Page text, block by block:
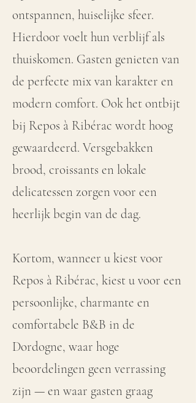
ontspannen, huiselijke sfeer.
Hierdoor voelt hun verblijf als
thuiskomen. Gasten genieten van
de perfecte mix van karakter en
modern comfort. Ook het ontbijt
bij Repos à Ribérac wordt hoog
gewaardeerd. Versgebakken
brood, croissants en lokale
delicatessen zorgen voor een
heerlijk begin van de dag.
Kortom, wanneer u kiest voor
Repos à Ribérac, kiest u voor een
persoonlijke, charmante en
comfortabele B&B in de
Dordogne, waar hoge
beoordelingen geen verrassing
zijn — en waar gasten graag